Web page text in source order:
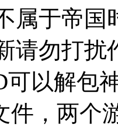
属于帝国
请勿打扰
可以解包
件，两个